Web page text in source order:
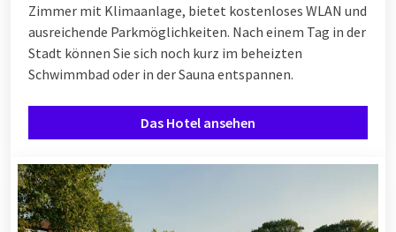
Zimmer mit Klimaanlage, bietet kostenloses WLAN und
ausreichende Parkmöglichkeiten. Nach einem Tag in der
Stadt können Sie sich noch kurz im beheizten
Schwimmbad oder in der Sauna entspannen.
Das Hotel ansehen